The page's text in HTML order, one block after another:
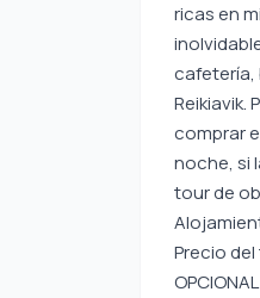
ricas en
cafetería,
Reikiavik.
comprar
noche, si
tour de
Precio